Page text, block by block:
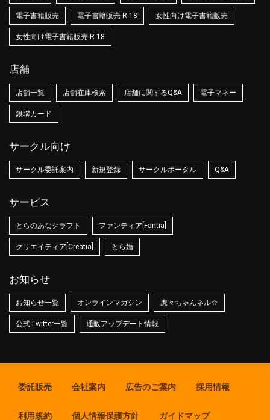
電子書籍販売 電子書籍販売 R-18 女性向け電子書籍販売
女性向け電子書籍販売 R-18
店舗
店舗一覧 店舗在庫検索 店舗に関するQ&A 電子マネー
銀聯カード
サークル向け
サークル委託案内 新規登録 サークルポータル Q&A
サービス
とらのあなクラフト ファンティア[Fantia]
クリエイティア[Creatia] とら婚
お知らせ
お知らせ一覧 オンラインマガジン 虎々ちゃんネル☆
公式Twitter一覧 通販アップデート情報
委託販売 会社案内 広告のご案内 採用情報
利用規約 個人情報保護方針 ガイドマップ